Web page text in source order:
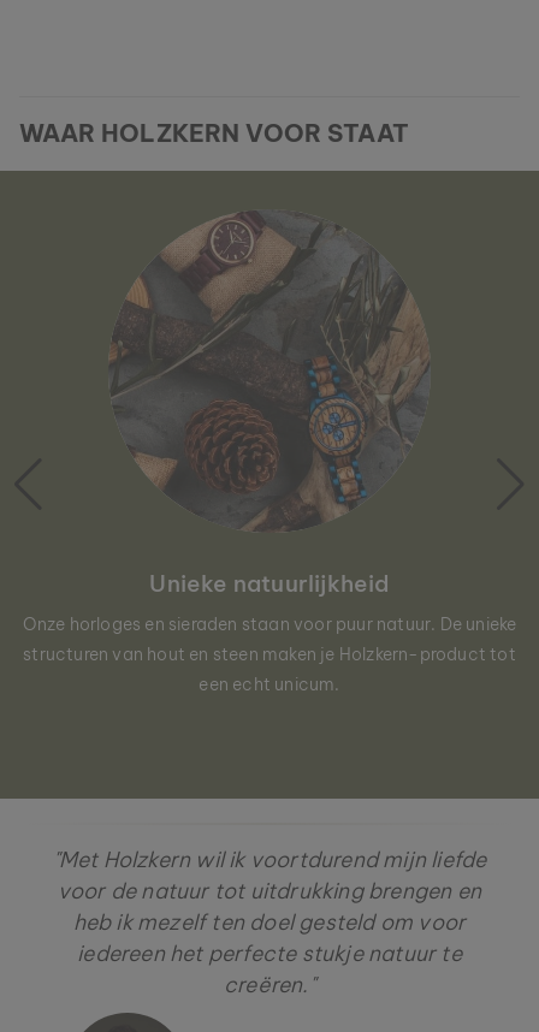
WAAR HOLZKERN VOOR STAAT
Unieke natuurlijkheid
Onze horloges en sieraden staan voor puur natuur. De unieke
structuren van hout en steen maken je Holzkern-product tot
een echt unicum.
"Met Holzkern wil ik voortdurend mijn liefde
voor de natuur tot uitdrukking brengen en
heb ik mezelf ten doel gesteld om voor
iedereen het perfecte stukje natuur te
creëren."